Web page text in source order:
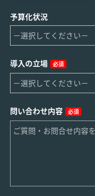
予算化状況
導入の立場 必須
問い合わせ内容 必須